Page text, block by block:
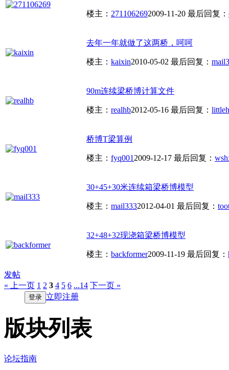
楼主： 2711062692009-11-20 最后回复：
去年一年就做了这两桥，呵呵
楼主： kaixin2010-05-02 最后回复：
90m连续梁桥博计算文件
楼主： realhb2012-05-16 最后回复：
桥博T梁算例
楼主： fyq0012009-12-17 最后回复：
30+45+30米连续箱梁桥博模型
楼主： mail3332012-04-01 最后回复：
32+48+32现浇箱梁桥博模型
楼主： backformer2009-11-19 最后回复：
发帖
« 上一页 1 2 3 4 5 6 ...14 下一页 »
登录 立即注册
版块列表
论坛指南